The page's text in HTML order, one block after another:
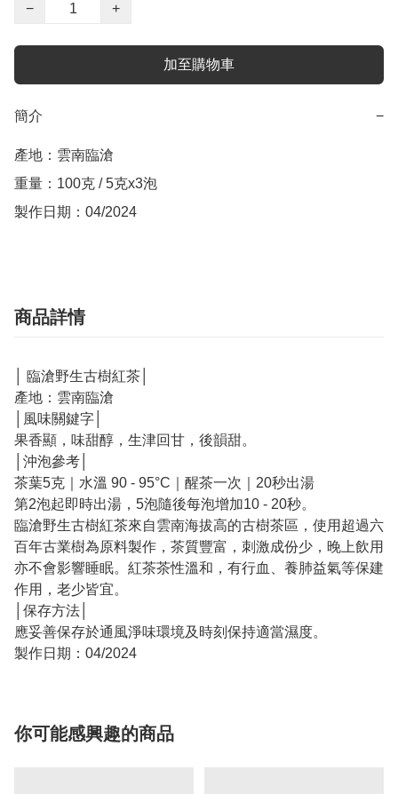
−
+
加至購物車
簡介 −
產地：雲南臨滄
重量：100克 / 5克x3泡
製作日期：04/2024
商品詳情
│ 臨滄野生古樹紅茶│
產地：雲南臨滄
│風味關鍵字│
果香顯，味甜醇，生津回甘，後韻甜。
│沖泡參考│
茶葉5克｜水溫 90 - 95°C｜醒茶一次｜20秒出湯
第2泡起即時出湯，5泡隨後每泡增加10 - 20秒。
臨滄野生古樹紅茶來自雲南海拔高的古樹茶區，使用超過六
百年古業樹為原料製作，茶質豐富，刺激成份少，晚上飲用
亦不會影響睡眠。紅茶茶性溫和，有行血、養肺益氣等保建
作用，老少皆宜。
│保存方法│
應妥善保存於通風淨味環境及時刻保持適當濕度。
製作日期：04/2024
你可能感興趣的商品